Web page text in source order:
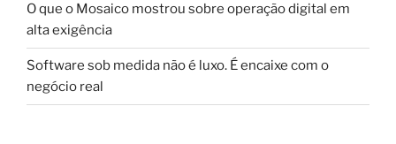
O que o Mosaico mostrou sobre operação digital em
alta exigência
Software sob medida não é luxo. É encaixe com o
negócio real